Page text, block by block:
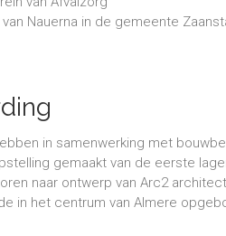
Nauerna in de gemeente
in samenwerking met
gemaakt van de eerste
naar ontwerp van Arc2
in het centrum van Almere